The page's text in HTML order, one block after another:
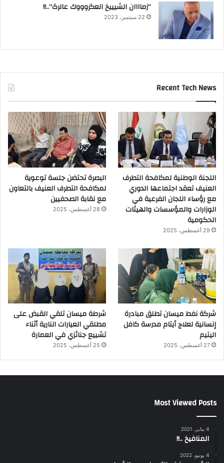
“زماااان الشيييخ العگروووك عالرگ”..!!
22 سبتمبر، 2023
Recent Tech News
اللجنة الوطنية لمكافحة التطرف
العنيف تعقد اجتماعها الدوري
مع رؤساء اللجان الفرعية في
الوزارات والمؤسسات والهيئات
الحكومية
29 أغسطس، 2025
البصرة تحتضن جلسة توعوية
لمكافحة التطرف العنيف بالتعاون
مع نقابة الصحفيين
28 أغسطس، 2025
شركة نفط ميسان تطلق مبادرة
إنسانية لعلاج أيتام مدرسة كافل
اليتيم
27 أغسطس، 2025
شرطة ميسان تلقي القبض على
مطلقي العيارات النارية أثناء
تشييع جنائزي في العمارة
25 أغسطس، 2025
Most Viewed Posts
4 يناير، 2021
المنافيخ ..!!
4 يونيو، 2022